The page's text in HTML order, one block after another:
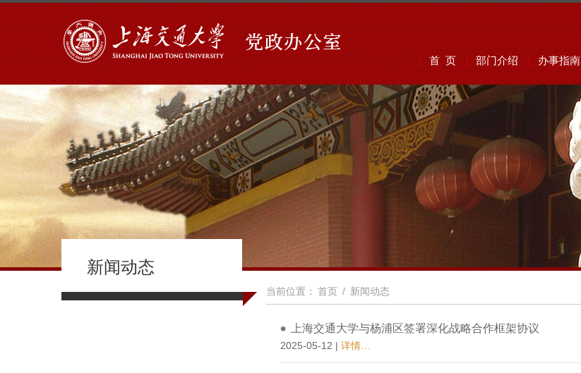
首 页 部门介绍 办事指南
新闻动态
当前位置： 首页 / 新闻动态
上海交通大学与杨浦区签署深化战略合作框架协议
2025-05-12 | 详情…